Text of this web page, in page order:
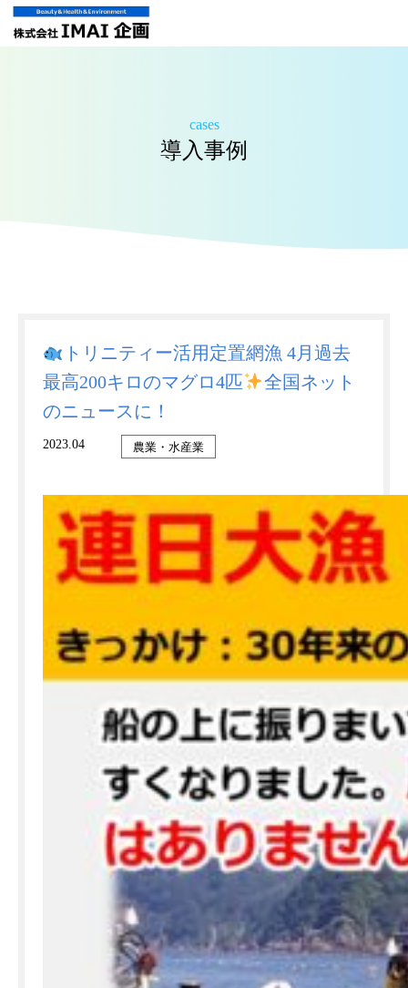
cases
導入事例
トリニティー活用定置網漁 4月過去
最高200キロのマグロ4匹
全国ネット
のニュースに！
2023.04 農業・水産業